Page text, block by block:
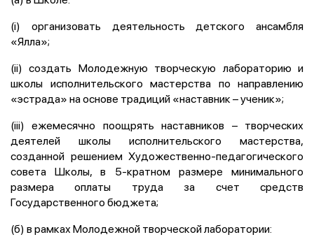
(i) организовать деятельность детского ансамбля
«Ялла»;
(ii) создать Молодежную творческую лабораторию и
школы исполнительского мастерства по направлению
«эстрада» на основе традиций «наставник – ученик»;
(iii) ежемесячно поощрять наставников – творческих
деятелей школы исполнительского мастерства,
созданной решением Художественно-педагогического
совета Школы, в 5-кратном размере минимального
размера оплаты труда за счет средств
Государственного бюджета;
(б) в рамках Молодежной творческой лаборатории: